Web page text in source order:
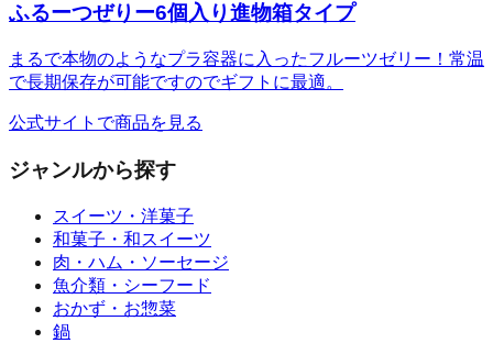
ふるーつぜりー6個入り進物箱タイプ
まるで本物のようなプラ容器に入ったフルーツゼリー！常温
で長期保存が可能ですのでギフトに最適。
公式サイトで商品を見る
ジャンルから探す
スイーツ・洋菓子
和菓子・和スイーツ
肉・ハム・ソーセージ
魚介類・シーフード
おかず・お惣菜
鍋